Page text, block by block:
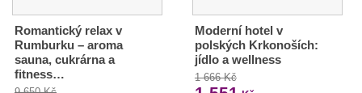
Romantický relax v
Rumburku – aroma
sauna, cukrárna a
fitness…
Moderní hotel v
polských Krkonoších:
jídlo a wellness
1 666 Kč